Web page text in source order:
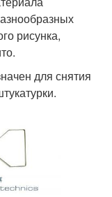
рисунка,
для снятия